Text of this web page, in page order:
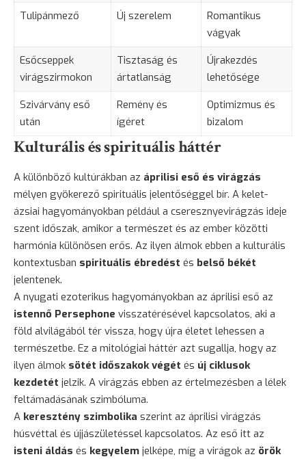
Tulipánmező Új szerelem
Romantikus
vágyak
Esőcseppek
virágszirmokon
Tisztaság és
ártatlanság
Újrakezdés
lehetősége
Szivárvány eső
után
Remény és
ígéret
Optimizmus és
bizalom
Kulturális és spirituális háttér
A különböző kultúrákban az áprilisi eső és virágzás
mélyen gyökerező spirituális jelentőséggel bír. A kelet-
ázsiai hagyományokban például a cseresznyevirágzás ideje
szent időszak, amikor a természet és az ember közötti
harmónia különösen erős. Az ilyen álmok ebben a kulturális
kontextusban spirituális ébredést és belső békét
jelentenek.
A nyugati ezoterikus hagyományokban az áprilisi eső az
istennő Persephone visszatérésével kapcsolatos, aki a
föld alvilágából tér vissza, hogy újra életet lehessen a
természetbe. Ez a mitológiai háttér azt sugallja, hogy az
ilyen álmok sötét időszakok végét és új ciklusok
kezdetét jelzik. A virágzás ebben az értelmezésben a lélek
feltámadásának szimbóluma.
A keresztény szimbolika szerint az áprilisi virágzás
húsvéttal és újjászületéssel kapcsolatos. Az eső itt az
isteni áldás és kegyelem jelképe, míg a virágok az örök